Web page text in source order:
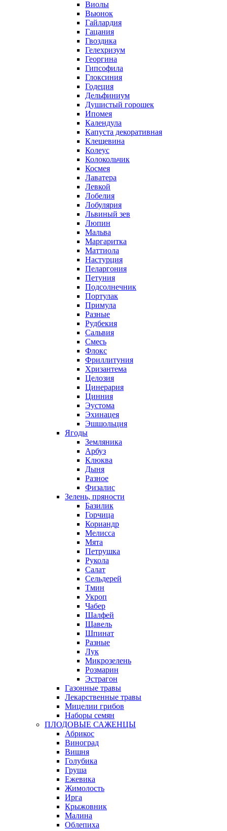
Виолы
Вьюнок
Гайлардия
Гацания
Гвоздика
Гелехризум
Георгина
Гипсофила
Глоксиния
Годеция
Дельфиниум
Душистый горошек
Ипомея
Календула
Капуста декоративная
Клещевина
Колеус
Колокольчик
Космея
Лаватера
Левкой
Лобелия
Лобулярия
Львиный зев
Люпин
Мальва
Маргаритка
Маттиола
Настурция
Пеларгония
Петуния
Подсолнечник
Портулак
Примула
Разные
Рудбекия
Сальвия
Смесь
Флокс
Фриллитуния
Хризантема
Целозия
Цинерария
Цинния
Эустома
Эхинацея
Эшшольция
Ягоды
Земляника
Арбуз
Клюква
Дыня
Разное
Физалис
Зелень, пряности
Базилик
Горчица
Кориандр
Мелисса
Мята
Петрушка
Рукола
Салат
Сельдерей
Тмин
Укроп
Чабер
Шалфей
Щавель
Шпинат
Разные
Лук
Микрозелень
Розмарин
Эстрагон
Газонные травы
Лекарственные травы
Мицелии грибов
Наборы семян
ПЛОДОВЫЕ САЖЕНЦЫ
Абрикос
Виноград
Вишня
Голубика
Груша
Ежевика
Жимолость
Ирга
Крыжовник
Малина
Облепиха